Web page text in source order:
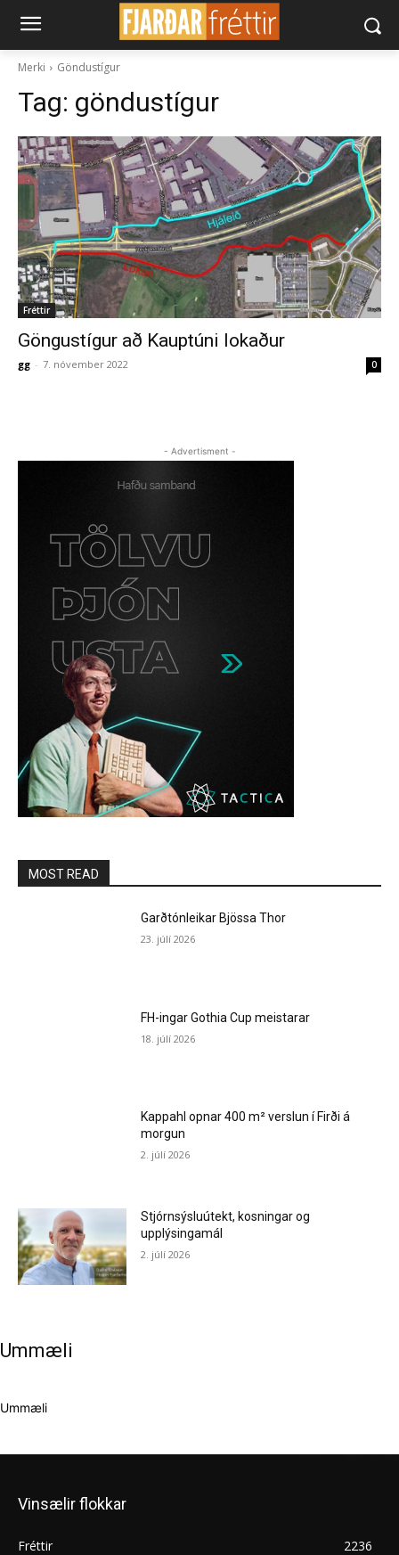
Merki Göndustígur
Tag: göndustígur
Fréttir
Göngustígur að Kauptúni lokaður
gg - 7. nóvember 2022 0
- Advertisment -
MOST READ
Garðtónleikar Bjössa Thor
23. júlí 2026
FH-ingar Gothia Cup meistarar
18. júlí 2026
Kappahl opnar 400 m² verslun í Firði á
morgun
2. júlí 2026
Stjórnsýsluútekt, kosningar og
upplýsingamál
2. júlí 2026
Ummæli
Ummæli
Vinsælir flokkar
Fréttir
2236